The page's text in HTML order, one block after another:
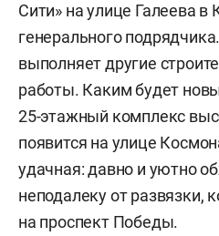
Сити» на улице Галеева в
генерального
выполняет другие
работы. Каким будет
25-этажный комплекс
появится на улице
удачная: давно и уютно
неподалеку от развязки,
на проспект Победы.